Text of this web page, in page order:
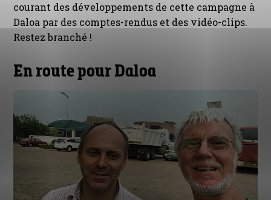
courant des développements de cette campagne à
Daloa par des comptes-rendus et des vidéo-clips.
Restez branché !
En route pour Daloa